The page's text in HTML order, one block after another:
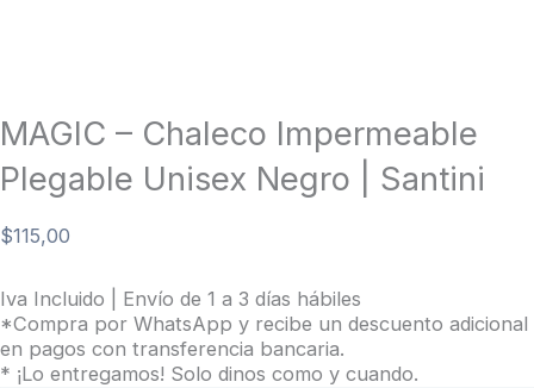
MAGIC – Chaleco Impermeable
Plegable Unisex Negro | Santini
$115,00
Iva Incluido | Envío de 1 a 3 días hábiles
*Compra por WhatsApp y recibe un descuento adicional
en pagos con transferencia bancaria.
* ¡Lo entregamos! Solo dinos como y cuando.